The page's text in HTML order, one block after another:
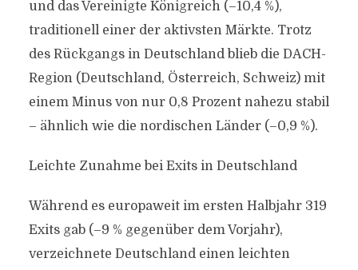
und das Vereinigte Königreich (–10,4 %),
traditionell einer der aktivsten Märkte. Trotz
des Rückgangs in Deutschland blieb die DACH-
Region (Deutschland, Österreich, Schweiz) mit
einem Minus von nur 0,8 Prozent nahezu stabil
– ähnlich wie die nordischen Länder (–0,9 %).
Leichte Zunahme bei Exits in Deutschland
Während es europaweit im ersten Halbjahr 319
Exits gab (–9 % gegenüber dem Vorjahr),
verzeichnete Deutschland einen leichten